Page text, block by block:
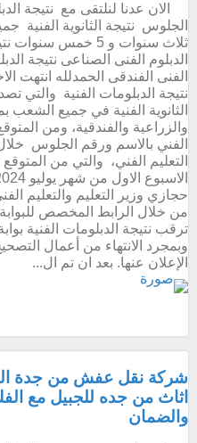
ثلاث سنوات و 5 خمس
الدبلوم الفنى الصناعى نتيجة
الفنى الفندقى الحمدلله انتهت
نتيجة الدبلومات الفنية والتي
الثانوية الفنية في جميع الشعب
والزراعية والفندقية، ومن
الفني بالاسم ورقم الجلوس
التعليم الفني، والتي من
حجازي وزير التعليم والتعليم
من خلال الرابط المخصص للبوابة
ترقب نتيجة الدبلومات الفنية
وبمجرد الانتهاء من أعمال
الإعلان عنها. بعد ان تم ال...
شركة نقل عفش من جدة
اثاث من جده للجبيل مع
والضمان